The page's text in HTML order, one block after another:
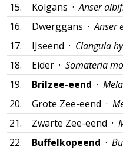
15.
Kolgans ·Anser
16.
Dwerggans ·Anser
17.
IJseend · Clangula
18.
Eider · Somateria
19.
Brilzee-eend ·
20.
Grote Zee-eend ·
21.
Zwarte Zee-eend ·
22.
Buffelkopeend ·